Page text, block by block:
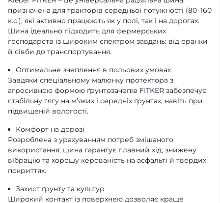
призначена для тракторів середньої потужності (80–160
к.с.), які активно працюють як у полі, так і на дорогах.
Шина ідеально підходить для фермерських
господарств із широким спектром завдань: від оранки
й сівби до транспортування.
Оптимальне зчеплення в польових умовах
Завдяки спеціальному малюнку протектора з
агресивною формою ґрунтозачепів FITKER забезпечує
стабільну тягу на м’яких і середніх ґрунтах, навіть при
підвищеній вологості.
Комфорт на дорозі
Розроблена з урахуванням потреб змішаного
використання, шина гарантує плавний хід, знижену
вібрацію та хорошу керованість на асфальті й твердих
покриттях.
Захист ґрунту та культур
Широкий контакт із поверхнею дозволяє краще